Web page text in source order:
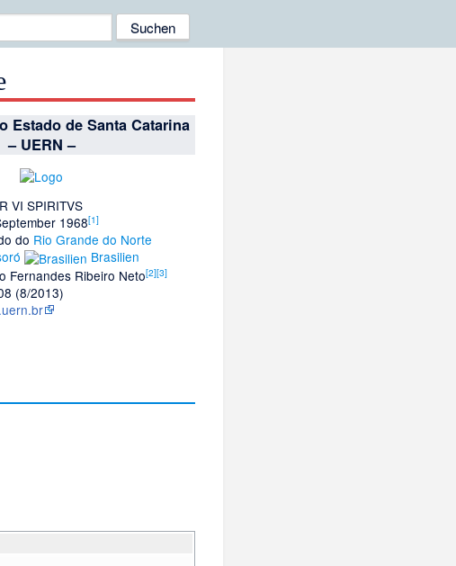
Estado de Santa Catarina
– UERN –
VI SPIRITVS
1968[1]
do Rio Grande do Norte
Brasilien
Fernandes Ribeiro Neto[2][3]
(8/2013)